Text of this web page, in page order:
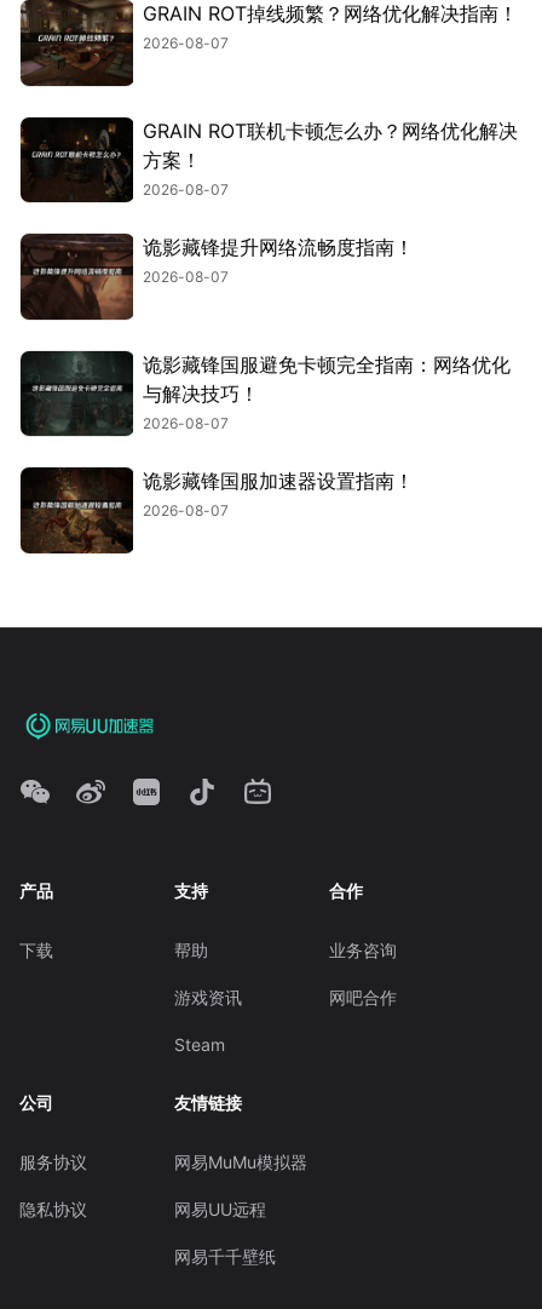
GRAIN ROT掉线频繁？网络优化解决指南！
2026-08-07
GRAIN ROT联机卡顿怎么办？网络优化解决
方案！
2026-08-07
诡影藏锋提升网络流畅度指南！
2026-08-07
诡影藏锋国服避免卡顿完全指南：网络优化
与解决技巧！
2026-08-07
诡影藏锋国服加速器设置指南！
2026-08-07
产品
下载
支持
帮助
游戏资讯
Steam
合作
业务咨询
网吧合作
公司
服务协议
隐私协议
友情链接
网易MuMu模拟器
网易UU远程
网易千千壁纸